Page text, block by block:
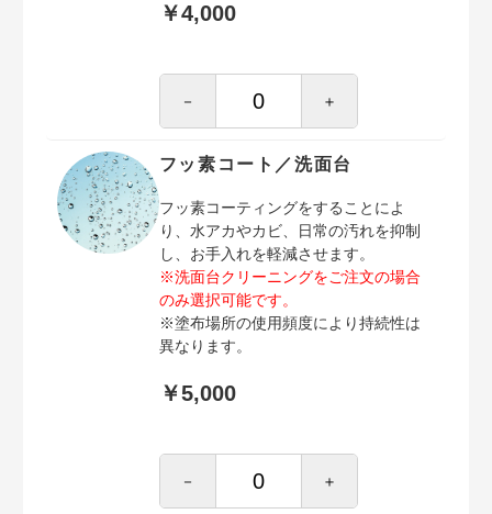
￥4,000
－ ＋
フッ素コート／洗面台
フッ素コーティングをすることによ
り、水アカやカビ、日常の汚れを抑制
し、お手入れを軽減させます。
※洗面台クリーニングをご注文の場合
のみ選択可能です。
※塗布場所の使用頻度により持続性は
異なります。
￥5,000
－ ＋